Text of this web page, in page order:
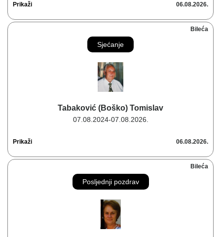
Prikaži 06.08.2026.
Bileća
Sjećanje
Tabaković (Boško) Tomislav
07.08.2024-07.08.2026.
Prikaži 06.08.2026.
Bileća
Posljednji pozdrav